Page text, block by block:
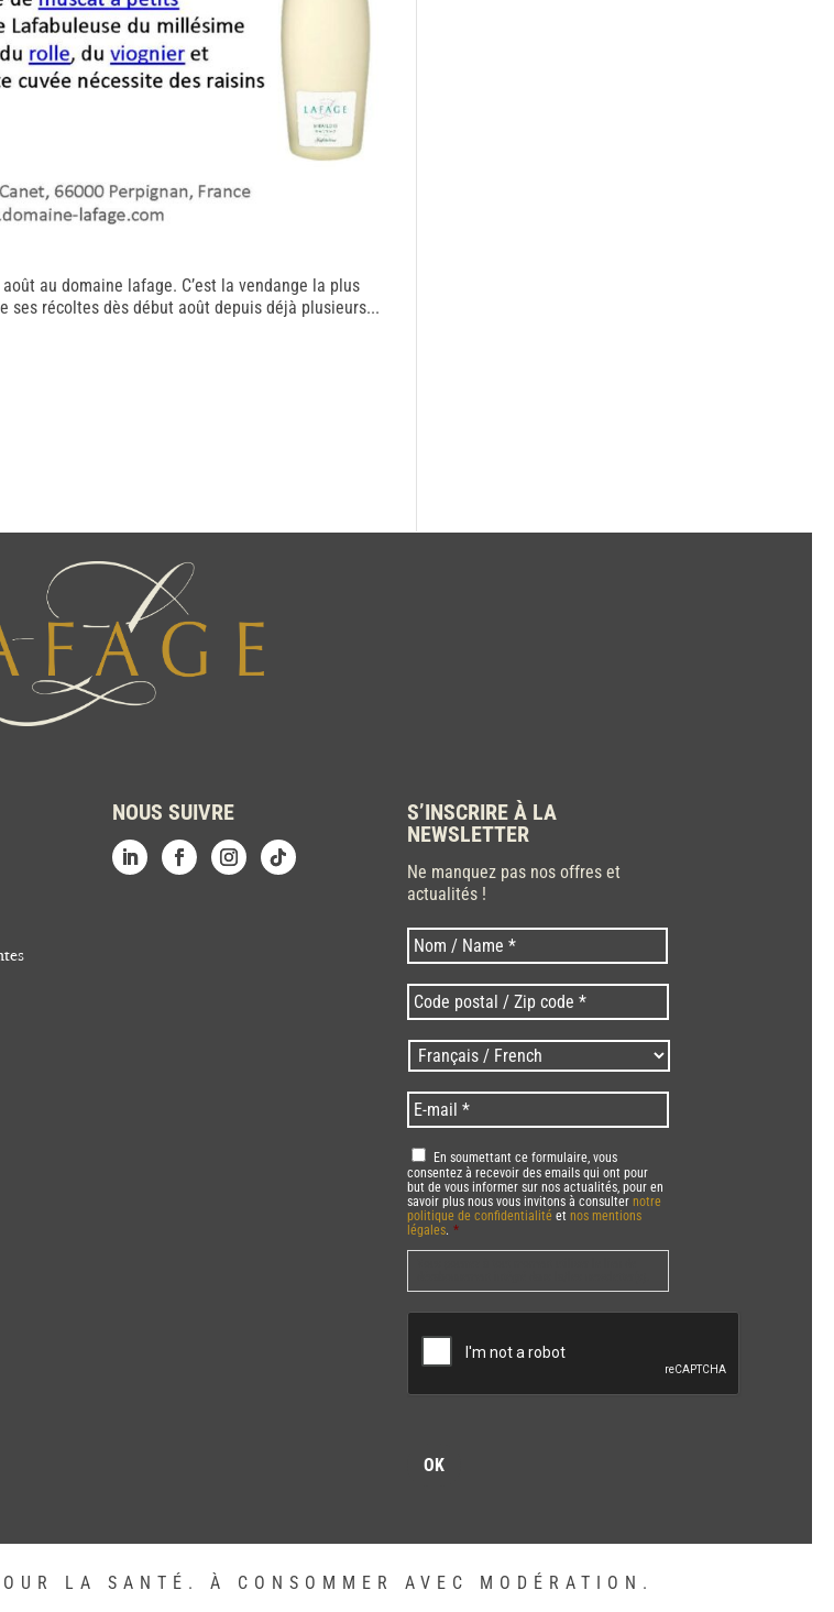
au domaine lafage. C’est la vendange la plus
ses récoltes dès début août depuis déjà plusieurs...
NOUS SUIVRE
S’INSCRIRE À LA
NEWSLETTER
Ne manquez pas nos offres et
actualités !
Nom * Nom
Code
postal
/
Zip
* *
Langues
/
Language *
E-
mail *
RGPD *
En soumettant ce formulaire, vous
consentez à recevoir des emails qui ont pour
but de vous informer sur nos actualités, pour en
savoir plus nous vous invitons à consulternotre
politique de confidentialité etnos mentions
légales. *
LA SANTÉ. À CONSOMMER AVEC MODÉRATION.